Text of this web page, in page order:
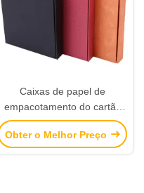
Caixas de papel de
empacotamento do cartão
do cosmético, caixa superior
da aleta com fechamento
Obter o Melhor Preço